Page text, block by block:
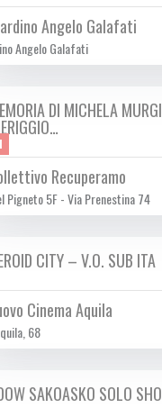
Angelo Galafati
Angelo Galafati
14/10 2023DI MICHELA
Recuperamo
Pigneto 5F - Via Prenestina 74
GIO 28/09 A MER 18/10 2023
CITY – V.O. SUB ITA
Cinema Aquila
68
14/10 2023
SAKOASKO SOLO